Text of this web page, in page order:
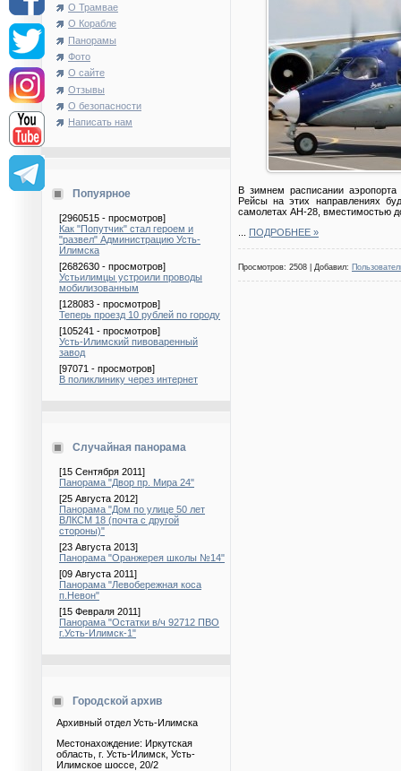
О Трамвае
О Корабле
Панорамы
Фото
О сайте
Отзывы
О безопасности
Написать нам
Попуярное
[2960515 - просмотров]
Как "Попутчик" стал героем и
"развел" Администрацию Усть-
Илимска
[2682630 - просмотров]
Устьилимцы устроили проводы
мобилизованным
[128083 - просмотров]
Теперь проезд 10 рублей по городу
[105241 - просмотров]
Усть-Илимский пивоваренный
завод
[97071 - просмотров]
В поликлинику через интернет
Случайная панорама
[15 Сентября 2011]
Панорама "Двор пр. Мира 24"
[25 Августа 2012]
Панорама "Дом по улице 50 лет
ВЛКСМ 18 (почта с другой
стороны)"
[23 Августа 2013]
Панорама "Оранжерея школы №14"
[09 Августа 2011]
Панорама "Левобережная коса
п.Невон"
[15 Февраля 2011]
Панорама "Остатки в/ч 92712 ПВО
г.Усть-Илимск-1"
Городской архив
Архивный отдел Усть-Илимска
Местонахождение: Иркутская
область, г. Усть-Илимск, Усть-
Илимское шоссе, 20/2
В зимнем расписании аэропорта
Рейсы на этих направлениях
самолетах АН-28, вместимостью
ПОДРОБНЕЕ »
Просмотров: 2508 | Добавил: